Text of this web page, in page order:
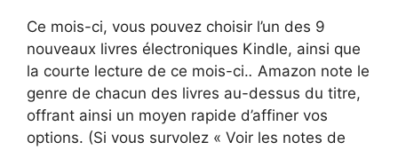
Ce mois-ci, vous pouvez choisir l’un des 9
nouveaux livres électroniques Kindle, ainsi que
la courte lecture de ce mois-ci.. Amazon note le
genre de chacun des livres au-dessus du titre,
offrant ainsi un moyen rapide d’affiner vos
options. (Si vous survolez « Voir les notes de